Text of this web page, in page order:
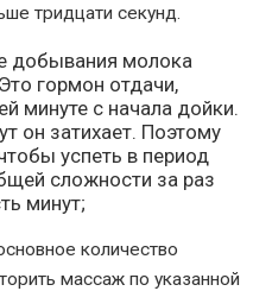
тридцати секунд.
добывания молока
гормон отдачи,
минуте с начала дойки.
он затихает. Поэтому
успеть в период
сложности за раз
минут;
количество
массаж по указанной